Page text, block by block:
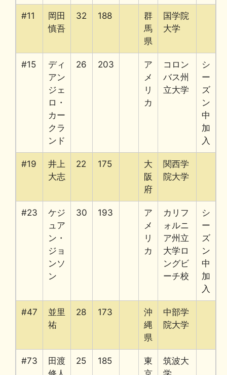
#11
岡田
慎吾
32 188
群
馬
県
国学院
大学
#15
ディ
アン
ジェ
ロ・
カー
クラ
ンド
26 203
ア
メ
リ
カ
コロン
バス州
立大学
シ
ー
ズ
ン
中
加
入
#19
井上
大志
22 175
大
阪
府
関西学
院大学
#23
ケジ
ュア
ン・
ジョ
ンソ
ン
30 193
ア
メ
リ
カ
カリフ
ォルニ
ア州立
大学ロ
ングビ
ーチ校
シ
ー
ズ
ン
中
加
入
#47
並里
祐
28 173
沖
縄
県
中部学
院大学
#73
田渡
25 185
東
筑波大